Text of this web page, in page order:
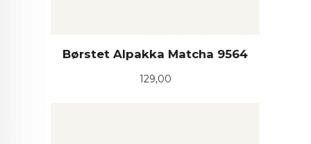
Børstet Alpakka Matcha 9564
Pris
129,00